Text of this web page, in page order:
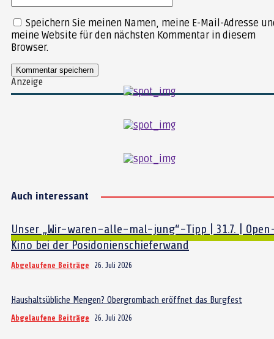
Speichern Sie meinen Namen, meine E-Mail-Adresse
meine Website für den nächsten Kommentar in diesem
Browser.
Anzeige
Auch interessant
Unser „Wir-waren-alle-mal-jung“-Tipp | 31.7. |
Kino bei der Posidonienschieferwand
Abgelaufene Beiträge 26. Juli 2026
Haushaltsübliche Mengen? Obergrombach eröffnet das Burgfest
Abgelaufene Beiträge 26. Juli 2026